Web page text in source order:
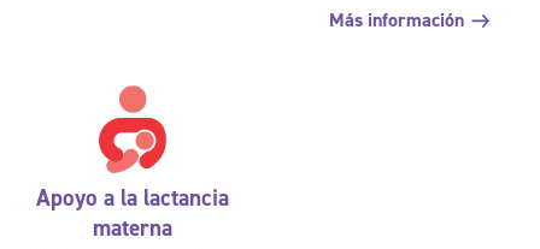
Más información
Apoyo a la lactancia
materna